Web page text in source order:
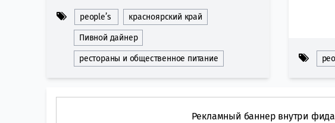
people’s красноярский край
Пивной дайнер
рестораны и общественное питание
Рекламный баннер внутри фида